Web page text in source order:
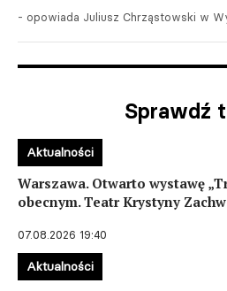
- opowiada Juliusz Chrząstowski w
Sprawdź
Warszawa. Otwarto wystawę
obecnym. Teatr Krystyny
07.08.2026 19:40
Aktualności
Aktualności